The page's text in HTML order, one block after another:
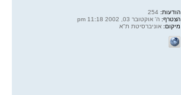
הודעות:
הצטרף: ה' אוקטובר 03, 2002 11:18 pm
מיקום: אוניברסיטת ת"א